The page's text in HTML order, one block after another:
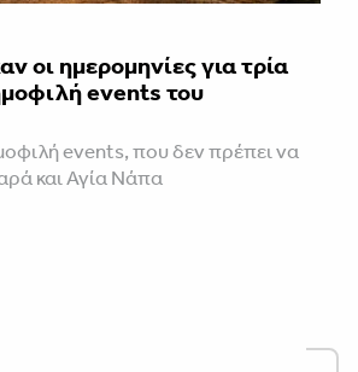
οι ημερομηνίες για τρία
events του
events, που δεν πρέπει να
και Αγία Νάπα